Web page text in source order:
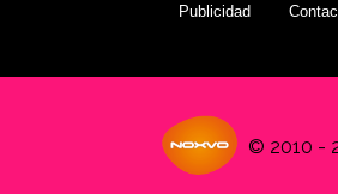
Publicidad
© 2010 -